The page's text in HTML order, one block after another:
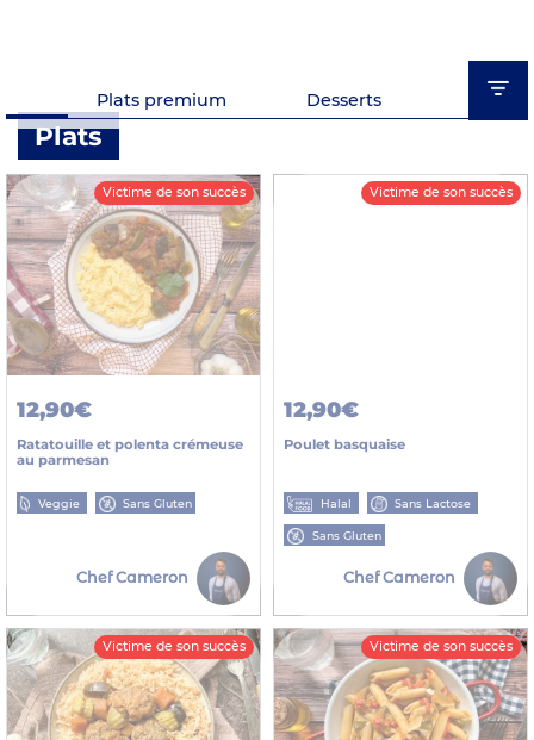
Plats premium Desserts
Plats
Victime de son succès
12,90€
Ratatouille et polenta crémeuse
au parmesan
Veggie Sans Gluten
Chef Cameron
Victime de son succès
12,90€
Poulet basquaise
Halal Sans Lactose
Sans Gluten
Chef Cameron
Victime de son succès Victime de son succès